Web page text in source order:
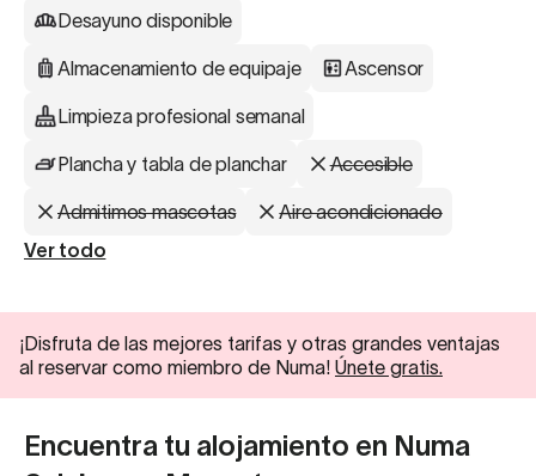
Desayuno disponible
Almacenamiento de equipaje Ascensor
Limpieza profesional semanal
Plancha y tabla de planchar Accesible
Admitimos mascotas
Aire acondicionado
Ver todo
¡Disfruta de las mejores tarifas y otras grandes ventajas
al reservar como miembro de Numa! Únete gratis.
Encuentra tu alojamiento en Numa